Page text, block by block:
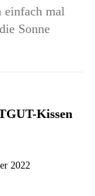
einfach mal
Sonne
Kissen
2022